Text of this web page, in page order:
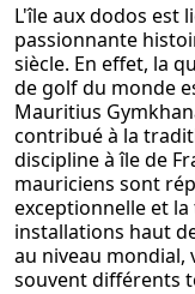
L'île aux dodos est
passionnante
siècle. En effet, la
de golf du monde
Mauritius
contribué à la
discipline à île de
mauriciens sont
exceptionnelle et
installations haut
au niveau mondial,
souvent différents